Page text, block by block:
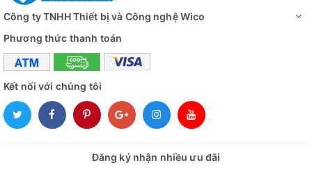
Công ty TNHH Thiết bị và Công nghệ Wico
Phương thức thanh toán
Kết nối với chúng tôi
Đăng ký nhận nhiều ưu đãi